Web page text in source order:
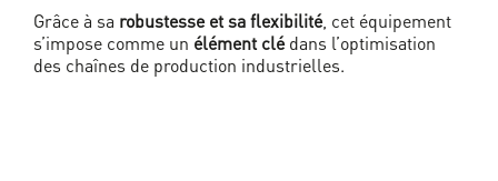
Grâce à sa robustesse et sa flexibilité, cet équipement
s’impose comme un élément clédans l’optimisation
des chaînes de production industrielles.